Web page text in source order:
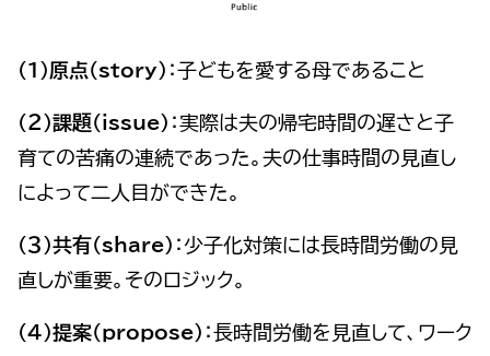
（１）原点(story) ：子どもを愛する母であること
（２）課題(issue) ：実際は夫の帰宅時間の遅さと子
育ての苦痛の連続であった。夫の仕事時間の見直し
によって二人目ができた。
（３）共有(share) ：少子化対策には長時間労働の見
直しが重要。そのロジック。
（４）提案(propose) ：長時間労働を見直して、ワーク